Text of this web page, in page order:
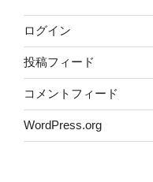
ログイン
投稿フィード
コメントフィード
WordPress.org